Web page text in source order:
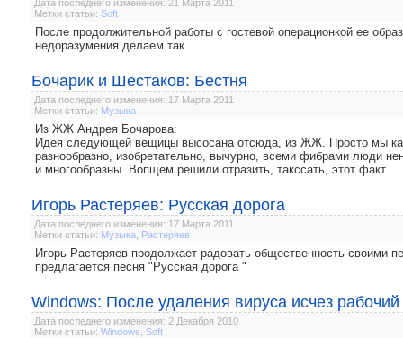
Дата последнего изменения: 21 Марта 2011
Метки статьи: Soft
После продолжительной работы с гостевой операционкой ее
недоразумения делаем так.
Бочарик и Шестаков: Бестня
Дата последнего изменения: 17 Марта 2011
Метки статьи: Музыка
Из ЖЖ Андрея Бочарова:
Идея следующей вещицы высосана отсюда, из ЖЖ. Просто мы
разнообразно, изобретательно, вычурно, всеми фибрами люди
и многообразны. Вопщем решили отразить, такссать, этот факт.
Игорь Растеряев: Русская дорога
Дата последнего изменения: 17 Марта 2011
Метки статьи: Музыка Растеряев
Игорь Растеряев продолжает радовать общественность своими
предлагается песня "Русская дорога "
Windows: После удаления вируса исчез рабочий
Дата последнего изменения: 2 Декабря 2010
Метки статьи: Windows Soft